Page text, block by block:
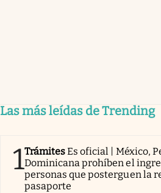
Las más leídas de Trending
1TrámitesEs oficial | México,
Dominicana prohíben el
personas que posterguen la
pasaporte